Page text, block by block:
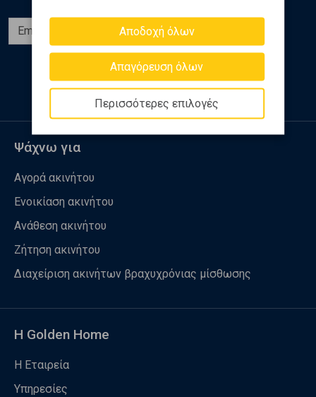
Αποδοχή όλων
Απαγόρευση όλων
Περισσότερες επιλογές
Εγγραφή
Ακολουθήστε μας
Ψάχνω για
Αγορά ακινήτου
Ενοικίαση ακινήτου
Ανάθεση ακινήτου
Ζήτηση ακινήτου
Διαχείριση ακινήτων βραχυχρόνιας μίσθωσης
Η Golden Home
Η Εταιρεία
Υπηρεσίες